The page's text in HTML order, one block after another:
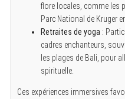
flore locales, comme les
Parc National de Kruger
Retraites de yoga :
cadres enchanteurs,
les plages de Bali, pour
spirituelle.
Ces expériences immersives